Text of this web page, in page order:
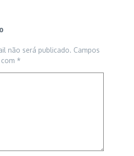
não será publicado. Campos
*